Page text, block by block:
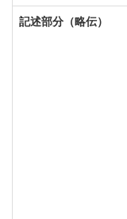
記述部分（略伝）